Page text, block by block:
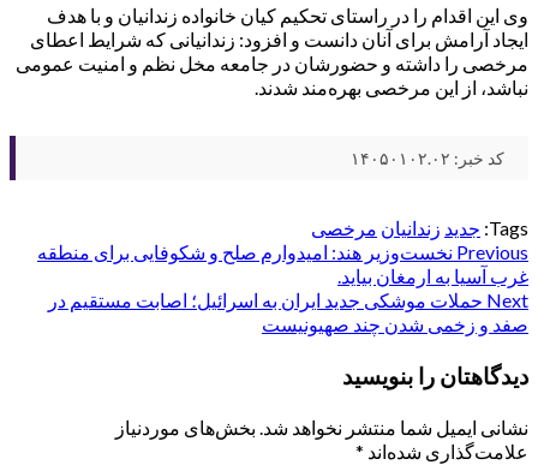
وی این اقدام را در راستای تحکیم کیان خانواده زندانیان و با هدف
ایجاد آرامش برای آنان دانست و افزود: زندانیانی که شرایط اعطای
مرخصی را داشته و حضورشان در جامعه مخل نظم و امنیت عمومی
نباشد، از این مرخصی بهره‌مند شدند.
کد خبر: ۱۴۰۵۰۱۰۲.۰۲
Tags: جدید زندانيان مرخصی
Post
navigation
Previous نخست‌وزیر هند: امیدوارم صلح و شکوفایی برای منطقه
غرب آسیا به ارمغان بیاید.
Next حملات موشکی جدید ایران به اسرائیل؛ اصابت مستقیم در
صفد و زخمی شدن چند صهیونیست
دیدگاهتان را بنویسید
نشانی ایمیل شما منتشر نخواهد شد. بخش‌های موردنیاز
علامت‌گذاری شده‌اند *